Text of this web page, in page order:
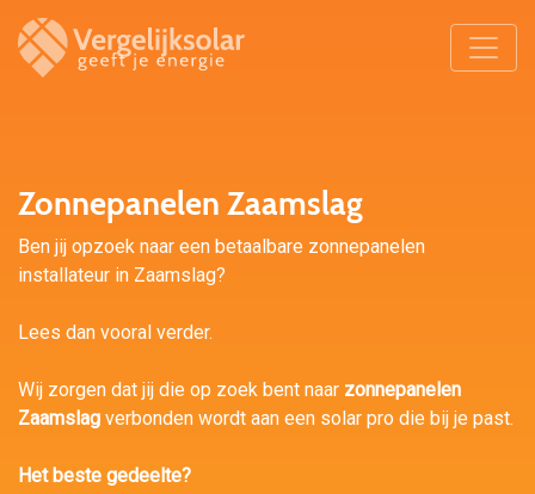
Zonnepanelen Zaamslag
Ben jij opzoek naar een betaalbare zonnepanelen
installateur in Zaamslag?
Lees dan vooral verder.
Wij zorgen dat jij die op zoek bent naar zonnepanelen
Zaamslag verbonden wordt aan een solar pro die bij je past.
Het beste gedeelte?